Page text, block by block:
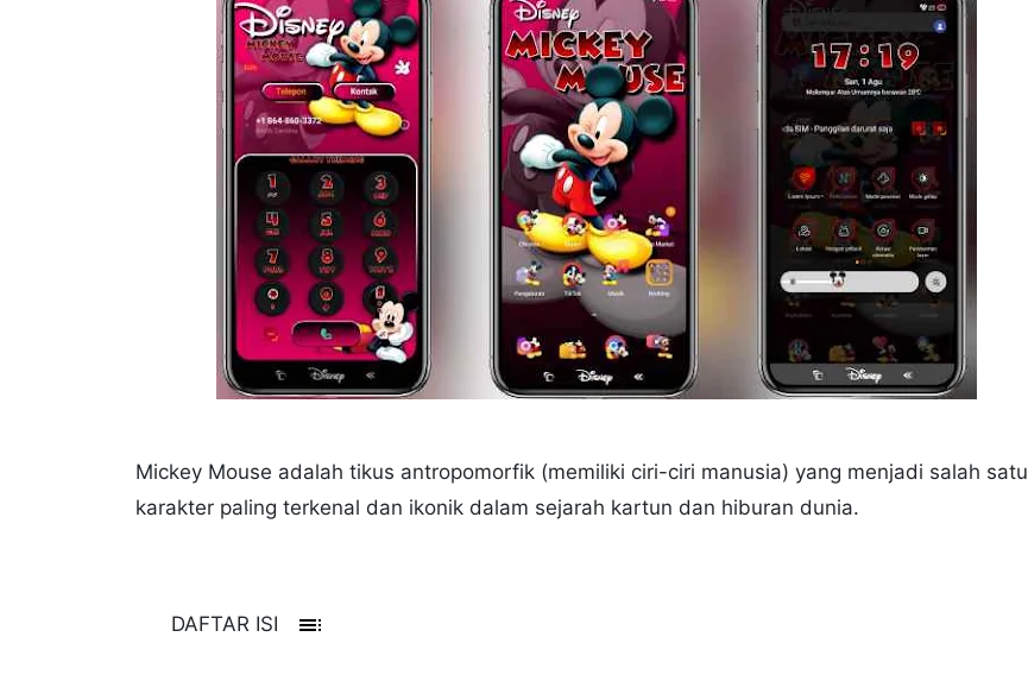
Mickey Mouse adalah tikus antropomorfik (memiliki ciri-ciri manusia) yang menjadi salah satu
karakter paling terkenal dan ikonik dalam sejarah kartun dan hiburan dunia.
DAFTAR ISI toc